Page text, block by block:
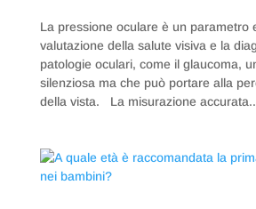
La pressione oculare è un parametro
valutazione della salute visiva e la
patologie oculari, come il glaucoma,
silenziosa ma che può portare alla
della vista. La misurazione